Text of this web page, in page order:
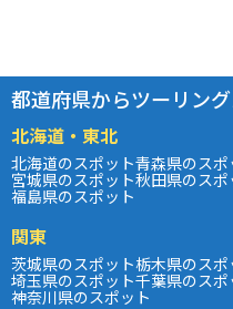
都道府県からツーリン
北海道・東北
北海道のスポット青森県のスポ
宮城県のスポット秋田県のスポ
福島県のスポット
関東
茨城県のスポット栃木県のスポ
埼玉県のスポット千葉県のスポ
神奈川県のスポット